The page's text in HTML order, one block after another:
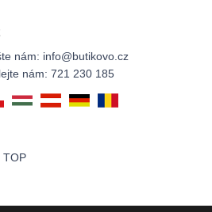
nám: info@butikovo.cz
nám: 721 230 185